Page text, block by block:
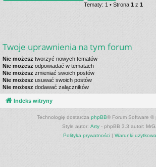
Tematy: 1 • Strona 1 z 1
Twoje uprawnienia na tym forum
Nie możesz tworzyć nowych tematów
Nie możesz odpowiadać w tematach
Nie możesz zmieniać swoich postów
Nie możesz usuwać swoich postów
Nie możesz dodawać załączników
Indeks witryny
Technologię dostarcza phpBB® Forum Software ©
Style autor: Arty - phpBB 3.3 autor:
Polityka prywatności| Warunki